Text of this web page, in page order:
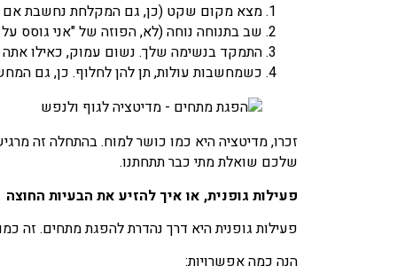
מצא מקום שקט (כן, גם המקלחת נחשבת אם
שב בתנוחה נוחה (לא, הפוזה של "אני גוסס
התמקד בנשימה שלך. נשום עמוק, כאילו
כשמחשבות עולות, תן להן לחלוף. כן, גם
זכרו, מדיטציה היא כמו כושר למוח. בהתחלה זה
שלכם שואלת מתי כבר תתחתנו.
פעילות גופנית, או איך להזיע את הבעיות החוצה
פעילות גופנית היא דרך נהדרת להפגת מתחים. זה
הנה כמה אפשרויות: